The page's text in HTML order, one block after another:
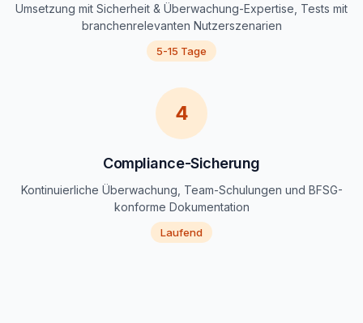
Umsetzung mit Sicherheit & Überwachung-Expertise, Tests mit
branchenrelevanten Nutzerszenarien
5-15 Tage
4
Compliance-Sicherung
Kontinuierliche Überwachung, Team-Schulungen und BFSG-
konforme Dokumentation
Laufend